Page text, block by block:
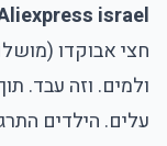
israel.
חצי אבוקדו
ולמים. וזה עבד.
עלים. הילדים